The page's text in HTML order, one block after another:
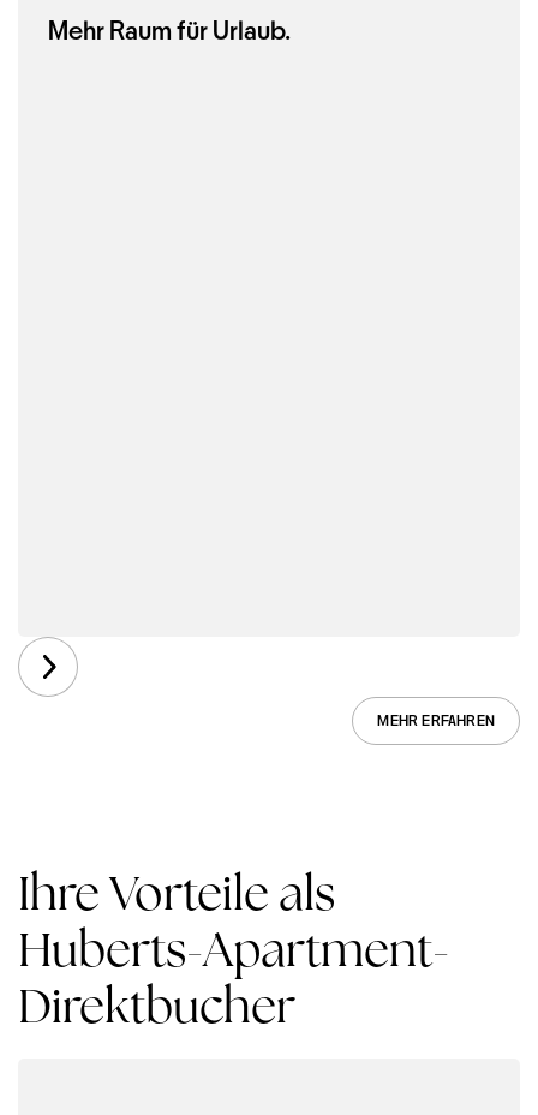
Mehr Raum für Urlaub.
MEHR ERFAHREN
Ihre Vorteile als
Huberts-Apartment-
Direktbucher